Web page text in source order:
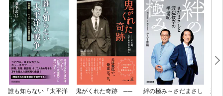
誰も知らない「太平洋
鬼がくれた奇跡 ──
絆の極み～さだまさし
悲